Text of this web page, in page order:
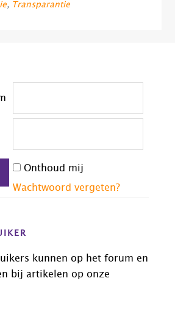
, Transparantie
Onthoud mij
Wachtwoord vergeten?
kunnen op het forum en
bij artikelen op onze